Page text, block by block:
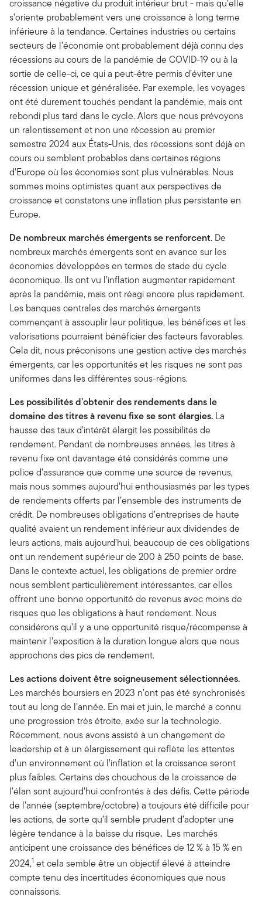
croissance négative du produit intérieur brut - mais qu’elle
s’oriente probablement vers une croissance à long terme
inférieure à la tendance. Certaines industries ou certains
secteurs de l’économie ont probablement déjà connu des
récessions au cours de la pandémie de COVID-19 ou à la
sortie de celle-ci, ce qui a peut-être permis d’éviter une
récession unique et généralisée. Par exemple, les voyages
ont été durement touchés pendant la pandémie, mais ont
rebondi plus tard dans le cycle. Alors que nous prévoyons
un ralentissement et non une récession au premier
semestre 2024 aux États-Unis, des récessions sont déjà en
cours ou semblent probables dans certaines régions
d’Europe où les économies sont plus vulnérables. Nous
sommes moins optimistes quant aux perspectives de
croissance et constatons une inflation plus persistante en
Europe.
De nombreux marchés émergents se renforcent. De
nombreux marchés émergents sont en avance sur les
économies développées en termes de stade du cycle
économique. Ils ont vu l’inflation augmenter rapidement
après la pandémie, mais ont réagi encore plus rapidement.
Les banques centrales des marchés émergents
commençant à assouplir leur politique, les bénéfices et les
valorisations pourraient bénéficier des facteurs favorables.
Cela dit, nous préconisons une gestion active des marchés
émergents, car les opportunités et les risques ne sont pas
uniformes dans les différentes sous-régions.
Les possibilités d’obtenir des rendements dans le
domaine des titres à revenu fixe se sont élargies. La
hausse des taux d’intérêt élargit les possibilités de
rendement. Pendant de nombreuses années, les titres à
revenu fixe ont davantage été considérés comme une
police d’assurance que comme une source de revenus,
mais nous sommes aujourd’hui enthousiasmés par les types
de rendements offerts par l’ensemble des instruments de
crédit. De nombreuses obligations d’entreprises de haute
qualité avaient un rendement inférieur aux dividendes de
leurs actions, mais aujourd’hui, beaucoup de ces obligations
ont un rendement supérieur de 200 à 250 points de base.
Dans le contexte actuel, les obligations de premier ordre
nous semblent particulièrement intéressantes, car elles
offrent une bonne opportunité de revenus avec moins de
risques que les obligations à haut rendement. Nous
considérons qu’il y a une opportunité risque/récompense à
maintenir l’exposition à la duration longue alors que nous
approchons des pics de rendement.
Les actions doivent être soigneusement sélectionnées.
Les marchés boursiers en 2023 n’ont pas été synchronisés
tout au long de l’année. En mai et juin, le marché a connu
une progression très étroite, axée sur la technologie.
Récemment, nous avons assisté à un changement de
leadership et à un élargissement qui reflète les attentes
d’un environnement où l’inflation et la croissance seront
plus faibles. Certains des chouchous de la croissance de
l’élan sont aujourd’hui confrontés à des défis. Cette période
de l’année (septembre/octobre) a toujours été difficile pour
les actions, de sorte qu’il semble prudent d’adopter une
légère tendance à la baisse du risque. Les marchés
anticipent une croissance des bénéfices de 12 % à 15 % en
2024,1 et cela semble être un objectif élevé à atteindre
compte tenu des incertitudes économiques que nous
connaissons.